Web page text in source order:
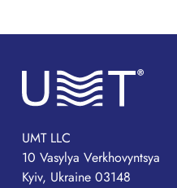
UMT LLC
10 Vasylya Verkhovyntsya
Kyiv, Ukraine 03148